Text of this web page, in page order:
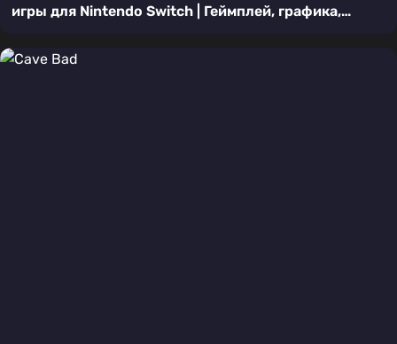
игры для Nintendo Switch | Геймплей, графика,